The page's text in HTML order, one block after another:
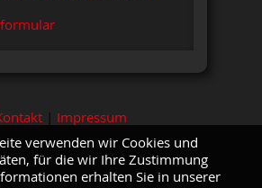
| Impressum
verwenden wir Cookies und
für die wir Ihre Zustimmung
erhalten Sie in unserer